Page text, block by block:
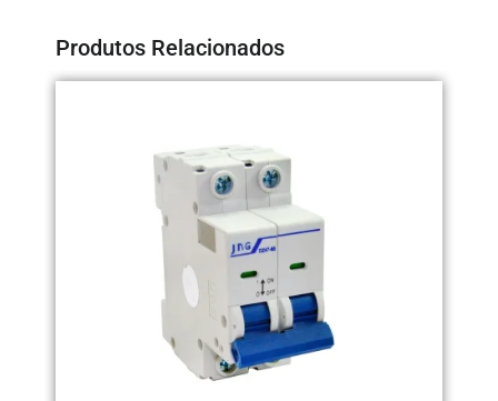
Produtos Relacionados